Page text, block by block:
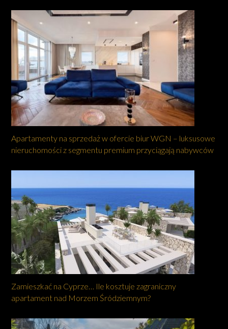
Apartamenty na sprzedaż w ofercie biur WGN – luksusowe
nieruchomości z segmentu premium przyciągają nabywców
Zamieszkać na Cyprze… Ile kosztuje zagraniczny
apartament nad Morzem Śródziemnym?